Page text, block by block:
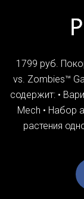
1799 руб.
vs. Zombies™
содержит: •
Mech • Набор
растения